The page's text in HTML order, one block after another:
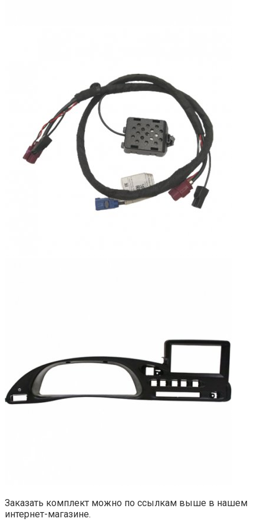
Заказать комплект можно по ссылкам выше в нашем
интернет-магазине.